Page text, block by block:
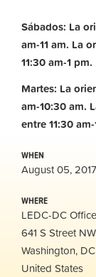
Sábados: La
am-11 am. La
11:30 am-1 pm.
Martes: La
am-10:30 am.
entre 11:30
WHEN
August 05,
WHERE
LEDC-DC
641 S Street NW
Washington,
United States